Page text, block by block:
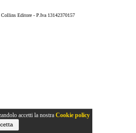
Editore - P.Iva 13142370157
accetti la nostra Cookie policy